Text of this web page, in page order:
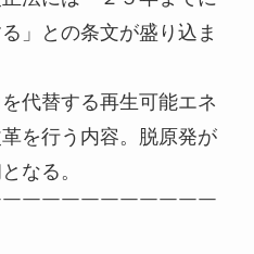
」との条文が盛り込ま
代替する再生可能エネ
を行う内容。脱原発が
なる。
￣￣￣￣￣￣￣￣￣￣